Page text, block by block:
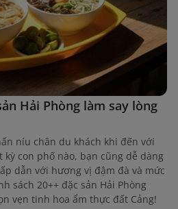
Hải Phòng làm say lòng
níu chân du khách khi đến với
kỳ con phố nào, bạn cũng dễ dàng
dẫn với hương vị đậm đà và mức
sách 20++ đặc sản Hải Phòng
vẹn tinh hoa ẩm thực đất Cảng!